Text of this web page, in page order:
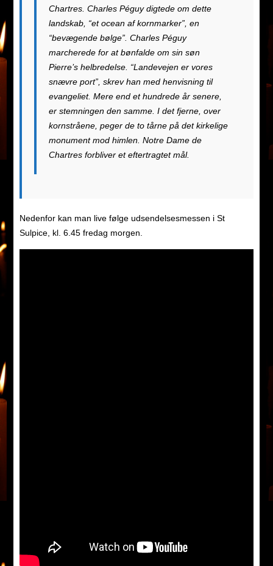
Chartres. Charles Péguy digtede om dette
landskab, “et ocean af kornmarker”, en
“bevægende bølge”. Charles Péguy
marcherede for at bønfalde om sin søn
Pierre’s helbredelse. “Landevejen er vores
snævre port”, skrev han med henvisning til
evangeliet. Mere end et hundrede år senere,
er stemningen den samme. I det fjerne, over
kornstråene, peger de to tårne på det kirkelige
monument mod himlen. Notre Dame de
Chartres forbliver et eftertragtet mål.
Nedenfor kan man live følge udsendelsesmessen i St
Sulpice, kl. 6.45 fredag morgen.